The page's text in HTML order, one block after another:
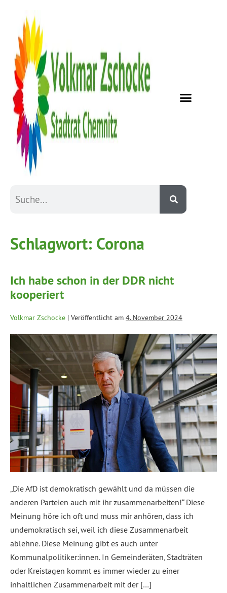
Schlagwort: Corona
Ich habe schon in der DDR nicht
kooperiert
Volkmar Zschocke | Veröffentlicht am 4. November 2024
„Die AfD ist demokratisch gewählt und da müssen die
anderen Parteien auch mit ihr zusammenarbeiten!“ Diese
Meinung höre ich oft und muss mir anhören, dass ich
undemokratisch sei, weil ich diese Zusammenarbeit
ablehne. Diese Meinung gibt es auch unter
Kommunalpolitiker:innen. In Gemeinderäten, Stadträten
oder Kreistagen kommt es immer wieder zu einer
inhaltlichen Zusammenarbeit mit der […]